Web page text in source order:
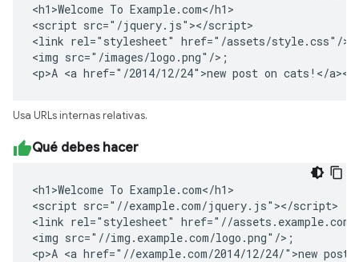
<h1>Welcome To Example.com</h1>
<script src="/jquery.js"></script>
<link rel="stylesheet" href="/assets/style.css"/>
<img src="/images/logo.png"/>;
<p>A <a href="/2014/12/24">new post on cats!</a></
Usa URLs internas relativas.
Qué debes hacer
<h1>Welcome To Example.com</h1>
<script src="//example.com/jquery.js"></script>
<link rel="stylesheet" href="//
<img src="//img.example.com/logo.png"/>;
<p>A <a href="//example.com/2014/12/24/">new post